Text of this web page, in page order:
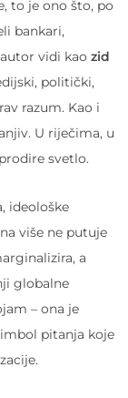
to je ono što, po
bankari,
vidi kao zid
politički,
razum. Kao i
U riječima, u
svetlo.
ideološke
više ne putuje
a
globalne
– ona je
pitanja koje